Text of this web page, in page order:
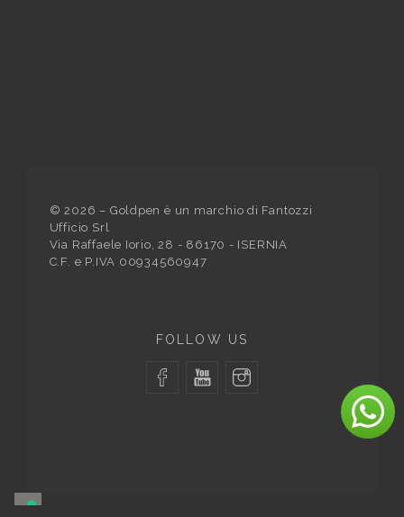
©2026 – Goldpen è un marchio di Fantozzi
Ufficio Srl
Via Raffaele Iorio, 28 - 86170 - ISERNIA
C.F. e P.IVA 00934560947
FOLLOW US